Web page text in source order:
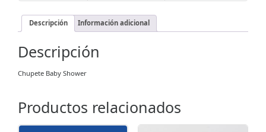
Descripción Información adicional
Descripción
Chupete Baby Shower
Productos relacionados